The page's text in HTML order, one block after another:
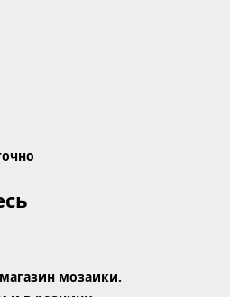
магазин мозаики.